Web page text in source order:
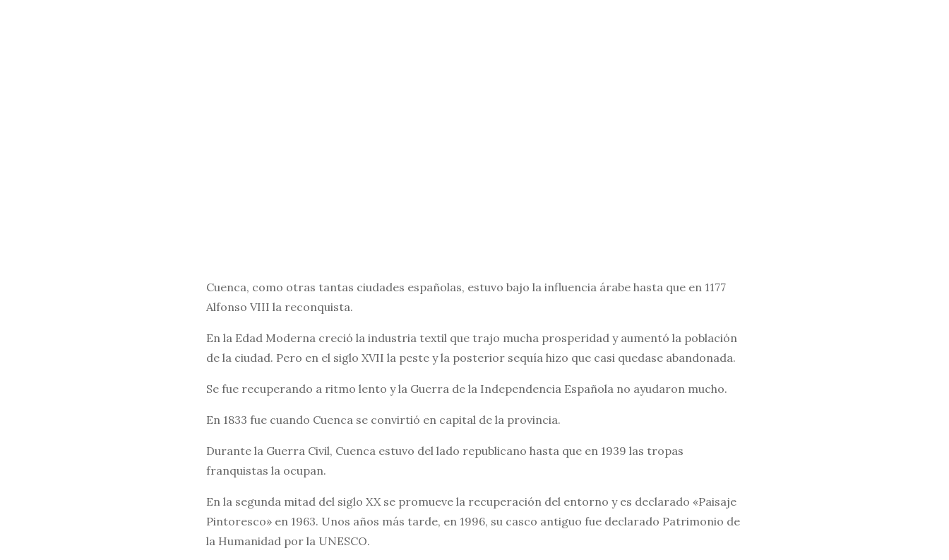
Cuenca, como otras tantas ciudades españolas, estuvo bajo la influencia árabe hasta que en 1177
Alfonso VIII la reconquista.
En la Edad Moderna creció la industria textil que trajo mucha prosperidad y aumentó la población
de la ciudad. Pero en el siglo XVII la peste y la posterior sequía hizo que casi quedase abandonada.
Se fue recuperando a ritmo lento y la Guerra de la Independencia Española no ayudaron mucho.
En 1833 fue cuando Cuenca se convirtió en capital de la provincia.
Durante la Guerra Civil, Cuenca estuvo del lado republicano hasta que en 1939 las tropas
franquistas la ocupan.
En la segunda mitad del siglo XX se promueve la recuperación del entorno y es declarado «Paisaje
Pintoresco» en 1963. Unos años más tarde, en 1996, su casco antiguo fue declarado Patrimonio de
la Humanidad por la UNESCO.